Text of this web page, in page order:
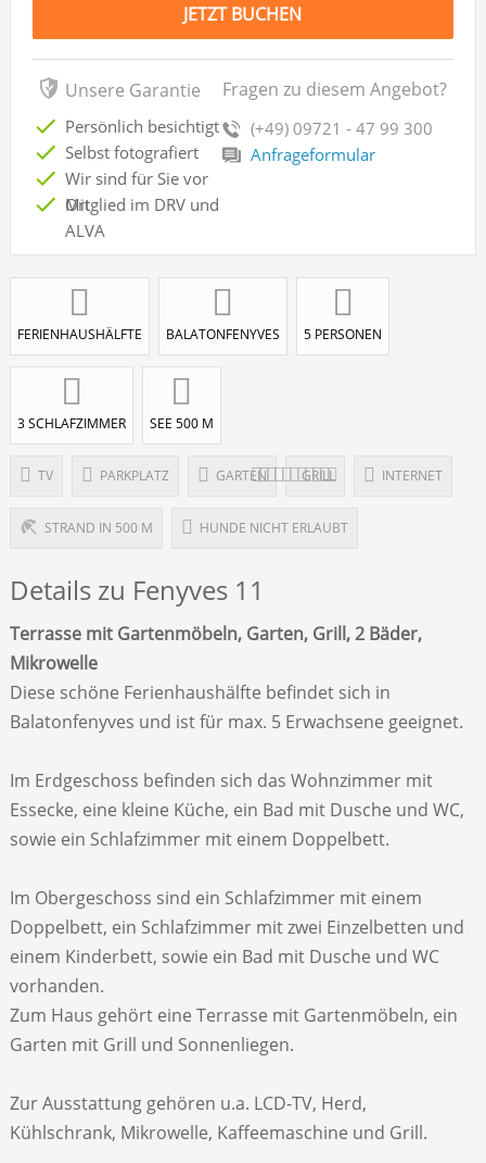
JETZT BUCHEN
Unsere Garantie
Persönlich besichtigt
Selbst fotografiert
Wir sind für Sie vor
Ort
Mitglied im DRV und
ALVA
Fragen zu diesem Angebot?
(+49) 09721 - 47 99 300
Anfrageformular
FERIENHAUSHÄLFTE BALATONFENYVES 5 PERSONEN
3 SCHLAFZIMMER SEE 500 M
TV PARKPLATZ GARTEN GRILL INTERNET
STRAND IN 500 M HUNDE NICHT ERLAUBT
Details zu Fenyves 11
Terrasse mit Gartenmöbeln, Garten, Grill, 2 Bäder,
Mikrowelle
Diese schöne Ferienhaushälfte befindet sich in
Balatonfenyves und ist für max. 5 Erwachsene geeignet.
Im Erdgeschoss befinden sich das Wohnzimmer mit
Essecke, eine kleine Küche, ein Bad mit Dusche und WC,
sowie ein Schlafzimmer mit einem Doppelbett.
Im Obergeschoss sind ein Schlafzimmer mit einem
Doppelbett, ein Schlafzimmer mit zwei Einzelbetten und
einem Kinderbett, sowie ein Bad mit Dusche und WC
vorhanden.
Zum Haus gehört eine Terrasse mit Gartenmöbeln, ein
Garten mit Grill und Sonnenliegen.
Zur Ausstattung gehören u.a. LCD-TV, Herd,
Kühlschrank, Mikrowelle, Kaffeemaschine und Grill.